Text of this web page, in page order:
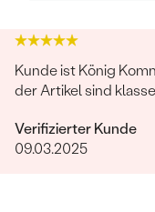
Kunde ist König
der Artikel sind
Verifizierter Kunde
09.03.2025